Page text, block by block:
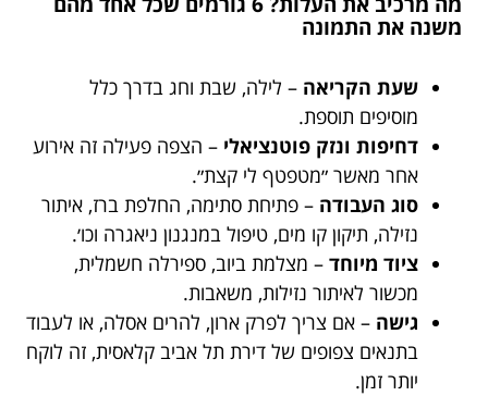
משנה את התמונה
שעת הקריאה – לילה, שבת וחג בדרך כלל
מוסיפים תוספת.
דחיפות ונזק פוטנציאלי – הצפה פעילה זה אירוע
אחר מאשר ״מטפטף לי קצת״.
סוג העבודה – פתיחת סתימה, החלפת ברז, איתור
נזילה, תיקון קו מים, טיפול במנגנון ניאגרה וכו׳.
ציוד מיוחד – מצלמת ביוב, ספירלה חשמלית,
מכשור לאיתור נזילות, משאבות.
גישה – אם צריך לפרק ארון, להרים אסלה, או לעבוד
בתנאים צפופים של דירת תל אביב קלאסית, זה לוקח
יותר זמן.